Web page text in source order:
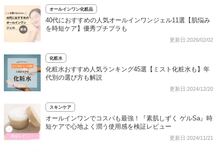
オールインワン化粧品
40代におすすめの人気オールインワンジェル11選【肌悩み
を時短ケア】優秀プチプラも
更新日:2026/02/02
化粧水
化粧水おすすめ人気ランキング45選【ミスト化粧水も】年
代別の選び方も解説
更新日:2024/12/20
スキンケア
オールインワンでコスパも最強！『素肌しずく ゲルSa』時
短ケアで心地よく潤う使用感を検証レビュー
更新日:2024/11/21